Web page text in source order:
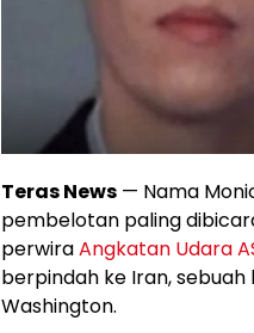
Teras News — Nama
pembelotan paling
perwiraAngkatan Udara
berpindah ke Iran,
Washington.